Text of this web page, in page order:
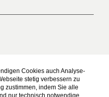
Cookies auch Analyse-
stetig verbessern zu
zustimmen, indem Sie alle
Seite